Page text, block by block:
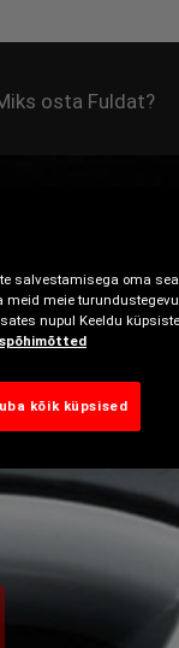
osta Fuldat?
salvestamisega oma
meie
nupul Keeldu
kõik küpsised